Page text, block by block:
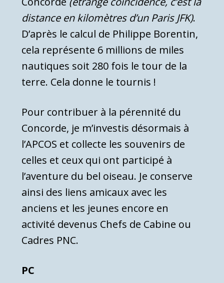
distance en kilomètres d’un Paris JFK).
D’après le calcul de Philippe Borentin,
cela représente 6 millions de miles
nautiques soit 280 fois le tour de la
terre. Cela donne le tournis !
Pour contribuer à la pérennité du
Concorde, je m’investis désormais à
l’APCOS et collecte les souvenirs de
celles et ceux qui ont participé à
l’aventure du bel oiseau. Je conserve
ainsi des liens amicaux avec les
anciens et les jeunes encore en
activité devenus Chefs de Cabine ou
Cadres PNC.
PC